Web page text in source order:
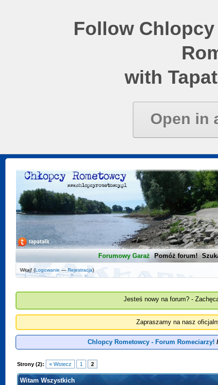
Follow
with
Open in
Forumowy Garaż Pomóż forum!
Witaj! (Logowanie —Rejestracja)
Jesteś nowy na forum? -
Zapraszamy na nasz
Chlopcy Rometowcy - Forum Romeciarzy!
Strony (2): « Wstecz 1 2
Witam Wszystkich